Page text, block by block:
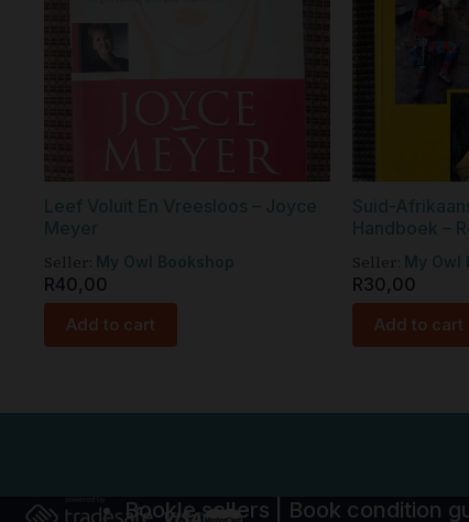
Leef Voluit En Vreesloos – Joyce
Meyer
Seller:
My Owl Bookshop
R40,00
Add to cart
Suid-
Handboek –
Seller:
My Owl
R30,00
Add to cart
Bookle sellers Book condition